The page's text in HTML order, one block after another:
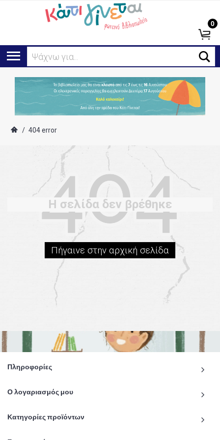
Α
0
/ 404 error
Η σελίδα δεν βρέθηκε
Πήγαινε στην αρχική σελίδα
Πληροφορίες
Ο λογαριασμός μου
Κατηγορίες προϊόντων